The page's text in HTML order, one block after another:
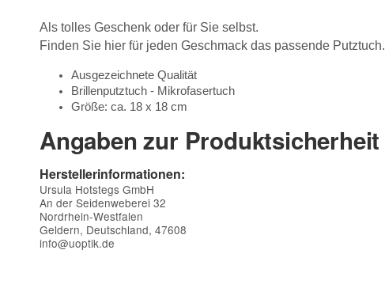
Als tolles Geschenk oder für Sie selbst.
Finden Sie hier für jeden Geschmack das passende Putztuch.
Ausgezeichnete Qualität
Brillenputztuch - Mikrofasertuch
Größe: ca. 18 x 18 cm
Angaben zur Produktsicherheit
Herstellerinformationen:
Ursula Hotstegs GmbH
An der Seidenweberei 32
Nordrhein-Westfalen
Geldern, Deutschland, 47608
info@uoptik.de